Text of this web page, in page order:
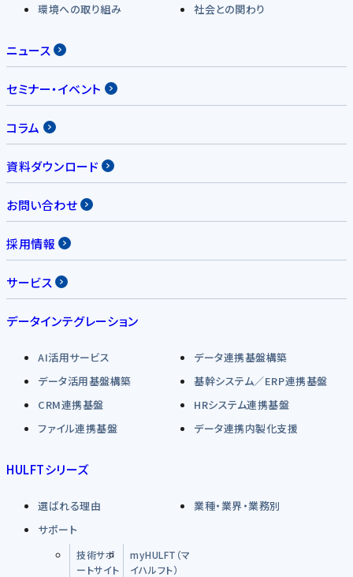
環境への取り組み
社会との関わり
ニュース
セミナー・イベント
コラム
資料ダウンロード
お問い合わせ
採用情報
サービス
データインテグレーション
AI活用サービス
データ連携基盤構築
データ活用基盤構築
基幹システム／ERP連携基盤
CRM連携基盤
HRシステム連携基盤
ファイル連携基盤
データ連携内製化支援
HULFTシリーズ
選ばれる理由
業種・業界・業務別
サポート
技術サポ
ートサイト
myHULFT（マ
イハルフト）